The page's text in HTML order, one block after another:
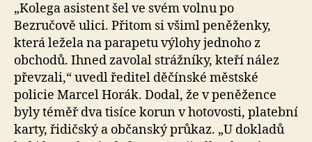
„Kolega asistent šel ve svém volnu po
Bezručově ulici. Přitom si všiml peněženky,
která ležela na parapetu výlohy jednoho z
obchodů. Ihned zavolal strážníky, kteří nález
převzali,“ uvedl ředitel děčínské městské
policie Marcel Horák. Dodal, že v peněžence
byly téměř dva tisíce korun v hotovosti, platební
karty, řidičský a občanský průkaz. „U dokladů